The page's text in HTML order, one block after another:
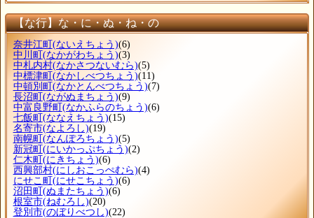
【な行】な・に・ぬ・ね・の
奈井江町 (ないえちょう)(6)
中川町 (なかがわちょう)(3)
中札内村(なかさつないむら)(5)
中標津町 (なかしべつちょう)(11)
中頓別町 (なかとんべつちょう)(7)
長沼町 (ながぬまちょう)(9)
中富良野町 (なかふらのちょう)(6)
七飯町 (ななえちょう)(15)
名寄市(なよろし)(19)
南幌町 (なんぽろちょう)(5)
新冠町 (にいかっぷちょう)(2)
仁木町 (にきちょう)(6)
西興部村(にしおこっぺむら)(4)
にせこ町 (にせこちょう)(6)
沼田町 (ぬまたちょう)(6)
根室市(ねむろし)(20)
登別市(のぼりべつし)(22)